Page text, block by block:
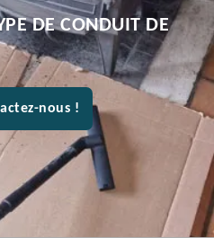
DE CONDUIT DE
nous !